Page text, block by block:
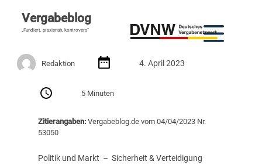
Vergabeblog
„Fundiert, praxisnah, kontrovers“
Redaktion 4. April 2023
5 Minuten
Zitierangaben:Vergabeblog.de vom 04/04/2023 Nr.
53050
Politik und Markt
  –
Sicherheit & Verteidigung